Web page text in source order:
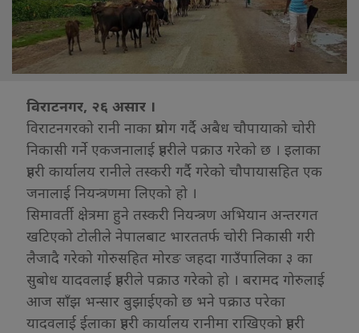
विराटनगर, २६ असार ।
विराटनगरको रानी नाका प्रयोग गर्दै अबैध चौपायाको चोरी
निकासी गर्ने एकजनालाई प्रहरीले पक्राउ गरेको छ । इलाका
प्रहरी कार्यालय रानीले तस्करी गर्दै गरेको चौपायासहित एक
जनालाई नियन्त्रणमा लिएको हो ।
सिमावर्ती क्षेत्रमा हुने तस्करी नियन्त्रण अभियान अन्तरगत
खटिएको टोलीले नेपालबाट भारततर्फ चोरी निकासी गरी
लैजादै गरेको गोरुसहित मोरङ जहदा गाउँपालिका ३ का
सुबोध यादवलाई प्रहरीले पक्राउ गरेको हो । बरामद गोरुलाई
आज साँझ भन्सार बुझाईएको छ भने पक्राउ परेका
यादवलाई ईलाका प्रहरी कार्यालय रानीमा राखिएको प्रहरी